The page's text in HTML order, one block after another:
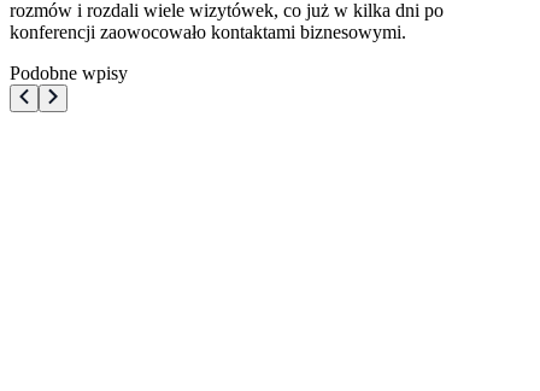
rozmów i rozdali wiele wizytówek, co już w kilka dni po
konferencji zaowocowało kontaktami biznesowymi.
Podobne wpisy